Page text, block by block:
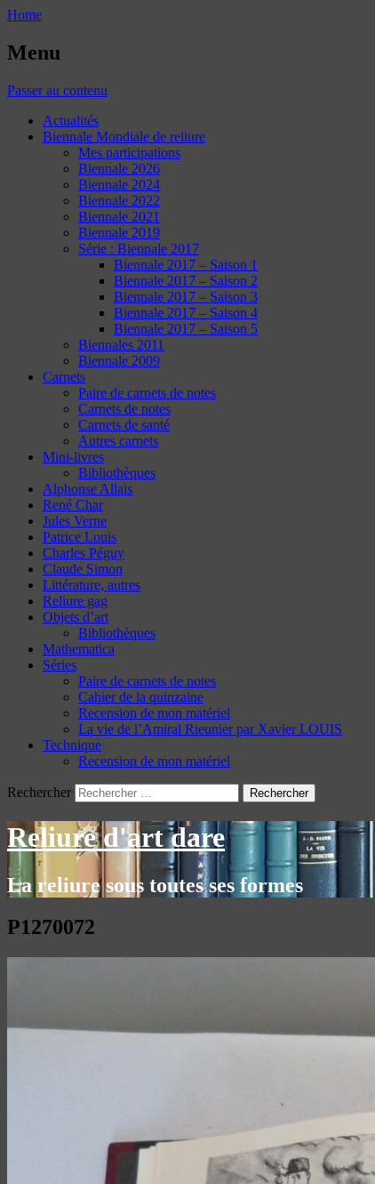
Home
Menu
Passer au contenu
Actualités
Biennale Mondiale de reliure
Mes participations
Biennale 2026
Biennale 2024
Biennale 2022
Biennale 2021
Biennale 2019
Série : Biennale 2017
Biennale 2017 – Saison 1
Biennale 2017 – Saison 2
Biennale 2017 – Saison 3
Biennale 2017 – Saison 4
Biennale 2017 – Saison 5
Biennales 2011
Biennale 2009
Carnets
Paire de carnets de notes
Carnets de notes
Carnets de santé
Autres carnets
Mini-livres
Bibliothèques
Alphonse Allais
René Char
Jules Verne
Patrice Louis
Charles Péguy
Claude Simon
Littérature, autres
Reliure gag
Objets d’art
Bibliothèques
Mathematica
Séries
Paire de carnets de notes
Cahier de la quinzaine
Recension de mon matériel
La vie de l’Amiral Rieunier par Xavier LOUIS
Technique
Recension de mon matériel
Rechercher
Reliure d'art dare
La reliure sous toutes ses formes
P1270072